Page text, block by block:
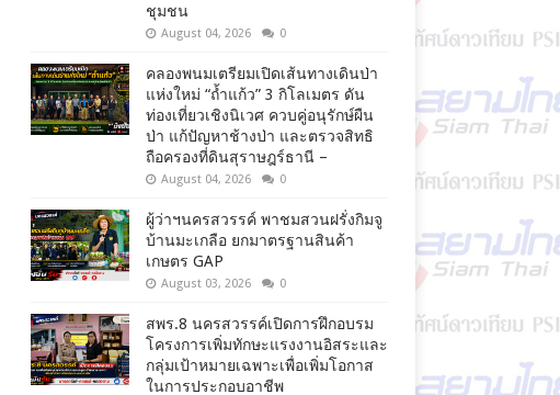
ชุมชน
August 04, 2026 0
คลองพนมเตรียมเปิดเส้นทางเดินป่า
แห่งใหม่ “ถ้ำแก้ว” 3 กิโลเมตร ดัน
ท่องเที่ยวเชิงนิเวศ ควบคู่อนุรักษ์ผืน
ป่า แก้ปัญหาช้างป่า และตรวจสิทธิ
ถือครองที่ดินสุราษฎร์ธานี –
August 04, 2026 0
ผู้ว่าฯนครสวรรค์ พาชมสวนฝรั่งกิมจู
บ้านมะเกลือ ยกมาตรฐานสินค้า
เกษตร GAP
August 03, 2026 0
สพร.8 นครสวรรค์เปิดการฝึกอบรม
โครงการเพิ่มทักษะแรงงานอิสระและ
กลุ่มเป้าหมายเฉพาะเพื่อเพิ่มโอกาส
ในการประกอบอาชีพ